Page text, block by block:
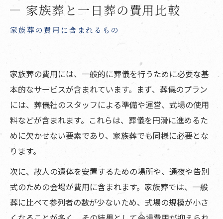
家族葬と一日葬の費用比較
家族葬の費用に含まれるもの
家族葬の費用には、一般的に葬儀を行うために必要な基
本的なサービスが含まれています。まず、葬儀のプラン
には、葬儀社のスタッフによる準備や運営、式場の使用
料などが含まれます。これらは、葬儀を円滑に進めるた
めに欠かせない要素であり、家族葬でも同様に必要とな
ります。
次に、故人の遺体を安置するための場所や、通夜や告別
式のための会場が費用に含まれます。家族葬では、一般
葬に比べて参列者の数が少ないため、式場の規模が小さ